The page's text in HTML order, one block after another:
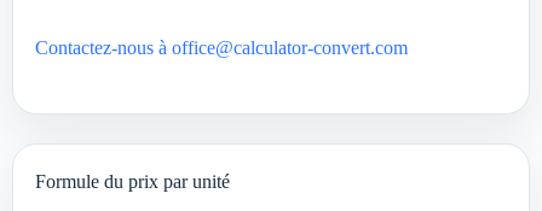
Contactez-nous à office@calculator-convert.com
Formule du prix par unité